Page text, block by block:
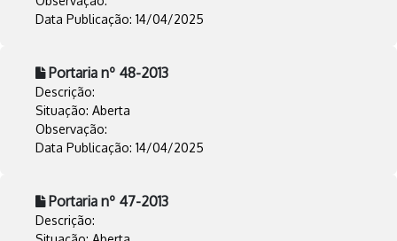
Data Publicação: 14/04/2025
Portaria nº 48-2013
Descrição:
Situação: Aberta
Observação:
Data Publicação: 14/04/2025
Portaria nº 47-2013
Descrição: